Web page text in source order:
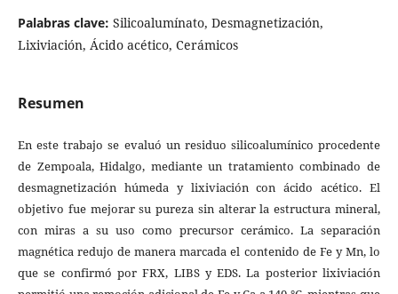
Palabras clave: Silicoalumínato, Desmagnetización,
Lixiviación, Ácido acético, Cerámicos
Resumen
En este trabajo se evaluó un residuo silicoalumínico procedente
de Zempoala, Hidalgo, mediante un tratamiento combinado de
desmagnetización húmeda y lixiviación con ácido acético. El
objetivo fue mejorar su pureza sin alterar la estructura mineral,
con miras a su uso como precursor cerámico. La separación
magnética redujo de manera marcada el contenido de Fe y Mn, lo
que se confirmó por FRX, LIBS y EDS. La posterior lixiviación